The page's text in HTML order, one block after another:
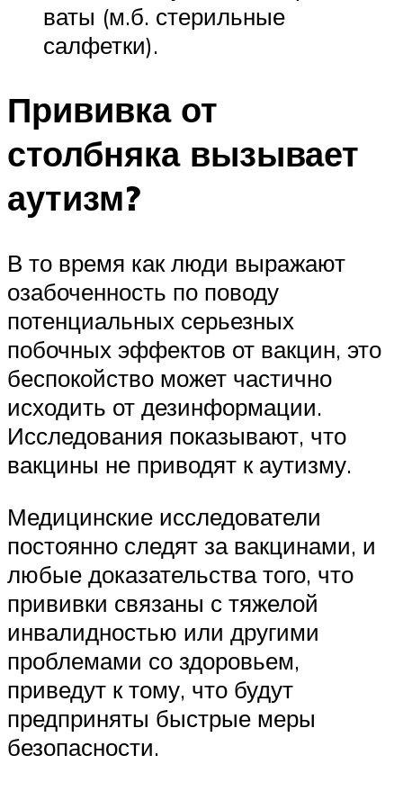
ваты (м.б. стерильные
салфетки).
Прививка от
столбняка вызывает
аутизм?
В то время как люди выражают
озабоченность по поводу
потенциальных серьезных
побочных эффектов от вакцин, это
беспокойство может частично
исходить от дезинформации.
Исследования показывают, что
вакцины не приводят к аутизму.
Медицинские исследователи
постоянно следят за вакцинами, и
любые доказательства того, что
прививки связаны с тяжелой
инвалидностью или другими
проблемами со здоровьем,
приведут к тому, что будут
предприняты быстрые меры
безопасности.